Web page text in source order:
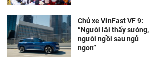
Chủ xe VinFast VF 9:
“Người lái thấy sướng,
người ngồi sau ngủ
ngon”